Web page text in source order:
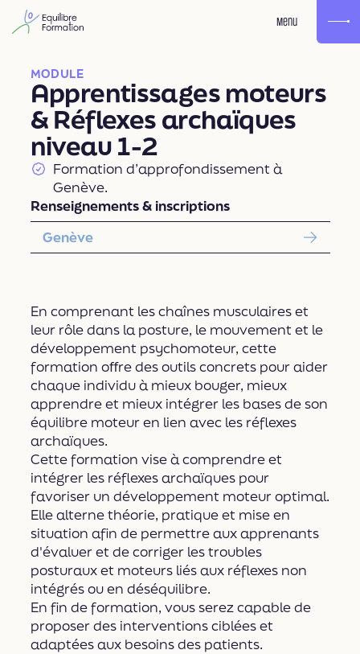
Menu
MODULE
Apprentissages moteurs
& Réflexes archaïques
niveau 1-2
Formation d’approfondissement à
Genève.
Renseignements & inscriptions
Genève
En comprenant les chaînes musculaires et
leur rôle dans la posture, le mouvement et le
développement psychomoteur, cette
formation oﬀre des outils concrets pour aider
chaque individu à mieux bouger, mieux
apprendre et mieux intégrer les bases de son
équilibre moteur en lien avec les réflexes
archaïques.
Cette formation vise à comprendre et
intégrer les réflexes archaïques pour
favoriser un développement moteur optimal.
Elle alterne théorie, pratique et mise en
situation afin de permettre aux apprenants
d'évaluer et de corriger les troubles
posturaux et moteurs liés aux réflexes non
intégrés ou en déséquilibre.
En fin de formation, vous serez capable de
proposer des interventions ciblées et
adaptées aux besoins des patients.